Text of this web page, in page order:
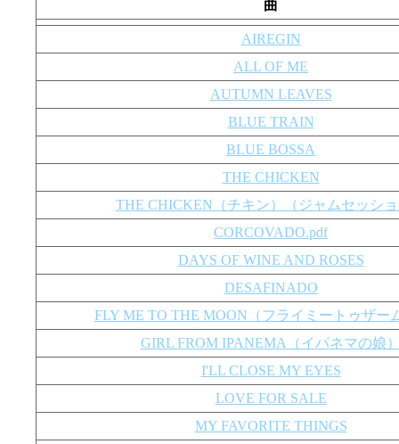
曲
AIREGIN
ALL OF ME
AUTUMN LEAVES
BLUE TRAIN
BLUE BOSSA
THE CHICKEN
THE CHICKEN（チキン）（ジャムセッシ
CORCOVADO.pdf
DAYS OF WINE AND ROSES
DESAFINADO
FLY ME TO THE MOON（フライミートゥザー
GIRL FROM IPANEMA（イパネマの娘
I'LL CLOSE MY EYES
LOVE FOR SALE
MY FAVORITE THINGS